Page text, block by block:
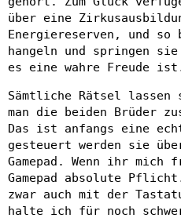
über eine
Energiereserven, und
hangeln und springen
es eine wahre Freude
Sämtliche Rätsel lassen
man die beiden Brüder
Das ist anfangs eine
gesteuert werden sie
Gamepad. Wenn ihr
Gamepad absolute
zwar auch mit der
halte ich für noch